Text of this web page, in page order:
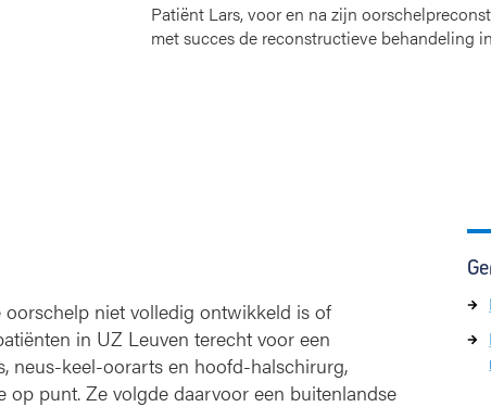
Patiënt Lars, voor en na zijn
met succes de reconstructieve behandeling
niet volledig ontwikkeld is of
in UZ Leuven terecht voor een
neus-keel-oorarts en hoofd-halschirurg,
punt. Ze volgde daarvoor een buitenlandse